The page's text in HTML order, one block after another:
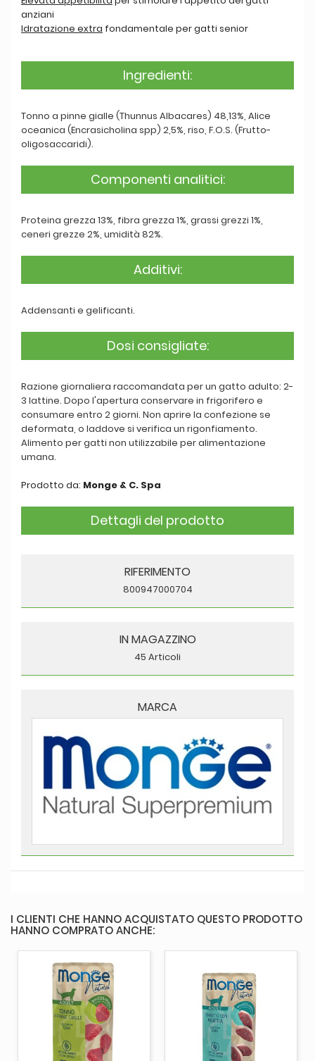
anziani
Idratazione extra fondamentale per gatti senior
Ingredienti:
Tonno a pinne gialle (Thunnus Albacares) 48,13%, Alice
oceanica (Encrasicholina spp) 2,5%, riso, F.O.S. (Frutto-
oligosaccaridi).
Componenti analitici:
Proteina grezza 13%, fibra grezza 1%, grassi grezzi 1%,
ceneri grezze 2%, umidità 82%.
Additivi:
Addensanti e gelificanti.
Dosi consigliate:
Razione giornaliera raccomandata per un gatto adulto: 2-
3 lattine. Dopo l'apertura conservare in frigorifero e
consumare entro 2 giorni. Non aprire la confezione se
deformata, o laddove si verifica un rigonfiamento.
Alimento per gatti non utilizzabile per alimentazione
umana.
Prodotto da: Monge & C. Spa
Dettagli del prodotto
RIFERIMENTO
800947000704
IN MAGAZZINO
45 Articoli
MARCA
I CLIENTI CHE HANNO ACQUISTATO QUESTO PRODOTTO
HANNO COMPRATO ANCHE: